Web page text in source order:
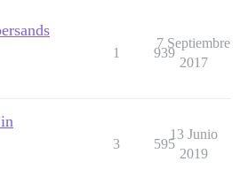
1 939
7 Septiembre
2017
3 595
13 Junio
2019